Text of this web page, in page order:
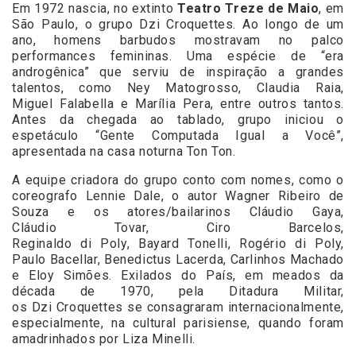
Em 1972 nascia, no extinto Teatro Treze de Maio, em
São Paulo, o grupo Dzi Croquettes. Ao longo de um
ano, homens barbudos mostravam no palco
performances femininas. Uma espécie de “era
androgênica” que serviu de inspiração a grandes
talentos, como Ney Matogrosso, Claudia Raia,
Miguel Falabella e Marília Pera, entre outros tantos.
Antes da chegada ao tablado, grupo iniciou o
espetáculo “Gente Computada Igual a Você”,
apresentada na casa noturna Ton Ton.
A equipe criadora do grupo conto com nomes, como o
coreografo Lennie Dale, o autor Wagner Ribeiro de
Souza e os atores/bailarinos Cláudio Gaya,
Cláudio Tovar, Ciro Barcelos,
Reginaldo di Poly, Bayard Tonelli, Rogério di Poly,
Paulo Bacellar, Benedictus Lacerda, Carlinhos Machado
e Eloy Simões. Exilados do País, em meados da
década de 1970, pela Ditadura Militar,
os Dzi Croquettes se consagraram internacionalmente,
especialmente, na cultural parisiense, quando foram
amadrinhados por Liza Minelli.